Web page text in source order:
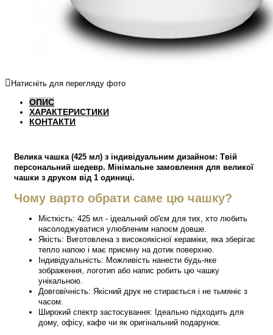
Натисніть для перегляду фото
ОПИС
ХАРАКТЕРИСТИКИ
КОНТАКТИ
Велика чашка (425 мл) з індивідуальним дизайном: Твій
персональний шедевр. Мінімальне замовлення для великої
чашки з друком від 1 одиниці.
Чому варто обрати саме цю чашку?
Місткість: 425 мл - ідеальний об'єм для тих, хто любить
насолоджуватися улюбленим напоєм довше.
Якість: Виготовлена з високоякісної кераміки, яка зберігає
тепло напою і має приємну на дотик поверхню.
Індивідуальність: Можливість нанести будь-яке
зображення, логотип або напис робить цю чашку
унікальною.
Довговічність: Якісний друк не стирається і не тьмяніє з
часом.
Широкий спектр застосування: Ідеально підходить для
дому, офісу, кафе чи як оригінальний подарунок.